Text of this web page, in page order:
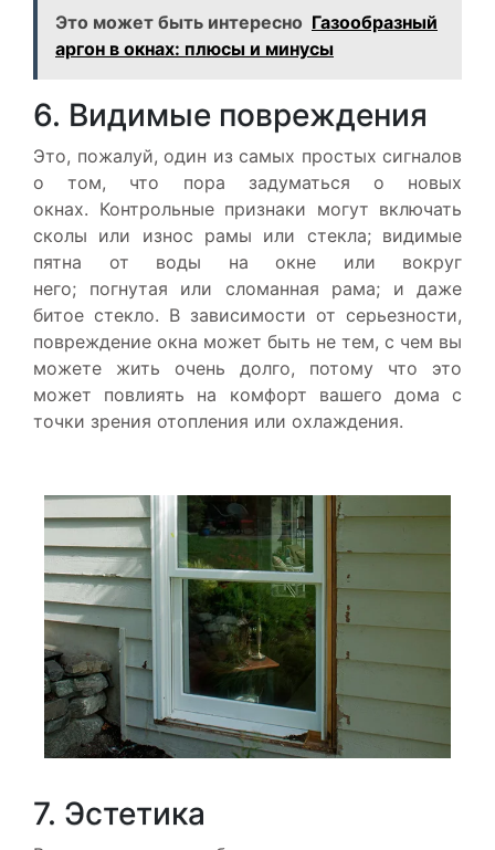
Это может быть интересно Газообразный
аргон в окнах: плюсы и минусы
6. Видимые повреждения
Это, пожалуй, один из самых простых сигналов
о том, что пора задуматься о новых
окнах. Контрольные признаки могут включать
сколы или износ рамы или стекла; видимые
пятна от воды на окне или вокруг
него; погнутая или сломанная рама; и даже
битое стекло. В зависимости от серьезности,
повреждение окна может быть не тем, с чем вы
можете жить очень долго, потому что это
может повлиять на комфорт вашего дома с
точки зрения отопления или охлаждения.
7. Эстетика